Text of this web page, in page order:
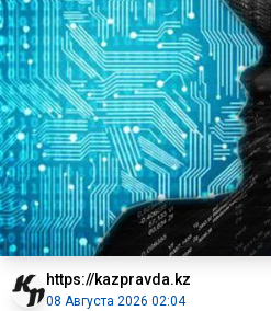
https://kazpravda.kz
08 Августа 2026 02:04